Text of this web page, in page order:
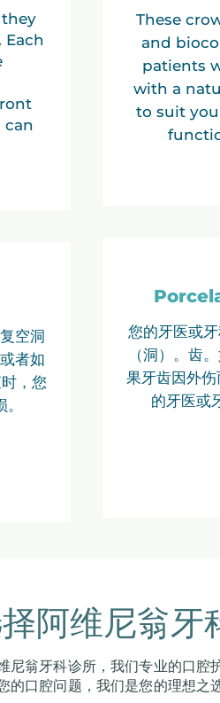
Each
can
空洞
或者如
，您
These
and
patients
with a
to suit
您的牙医或
（洞）。 齿
果牙齿因外
的牙医或
阿维尼翁牙
翁牙科诊所，我们专业的口
口腔问题，我们是您的理想